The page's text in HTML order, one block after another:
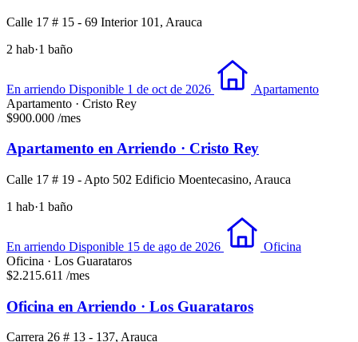
Calle 17 # 15 - 69 Interior 101, Arauca
2 hab·1 baño
En arriendo Disponible 1 de oct de 2026
Apartamento
Apartamento · Cristo Rey
$900.000 /mes
Apartamento en Arriendo · Cristo Rey
Calle 17 # 19 - Apto 502 Edificio Moentecasino, Arauca
1 hab·1 baño
En arriendo Disponible 15 de ago de 2026
Oficina
Oficina · Los Guarataros
$2.215.611 /mes
Oficina en Arriendo · Los Guarataros
Carrera 26 # 13 - 137, Arauca